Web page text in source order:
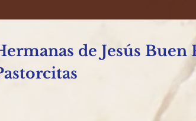
de Jesús Buen